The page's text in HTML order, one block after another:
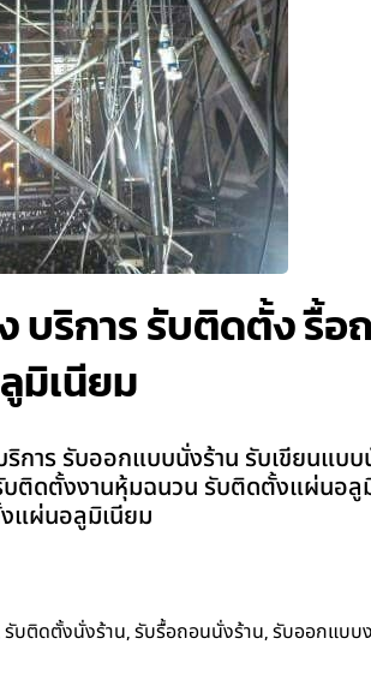
ริการ รับติดตั้ง รื้อ
มิเนียม
าร รับออกแบบนั่งร้าน รับเขียนแบ
ติดตั้งงานหุ้มฉนวน รับติดตั้งแผ่นอ
แผ่นอลูมิเนียม
รับติดตั้งนั่งร้าน,รับรื้อถอนนั่งร้าน,รับออกแบบ